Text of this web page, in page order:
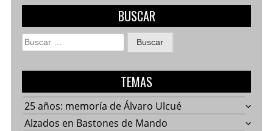
BUSCAR
Buscar:
TEMAS
25 años: memoría de Álvaro Ulcué
Alzados en Bastones de Mando